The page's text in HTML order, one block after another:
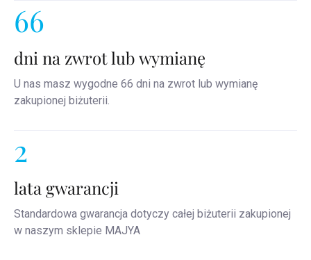
66
dni na zwrot lub wymianę
U nas masz wygodne 66 dni na zwrot lub wymianę
zakupionej biżuterii.
2
lata gwarancji
Standardowa gwarancja dotyczy całej biżuterii zakupionej
w naszym sklepie MAJYA